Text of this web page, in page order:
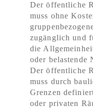
Der öffentliche
muss ohne
zugänglich und
die
oder belastende
Der öffentliche
muss durch
Grenzen
oder privaten